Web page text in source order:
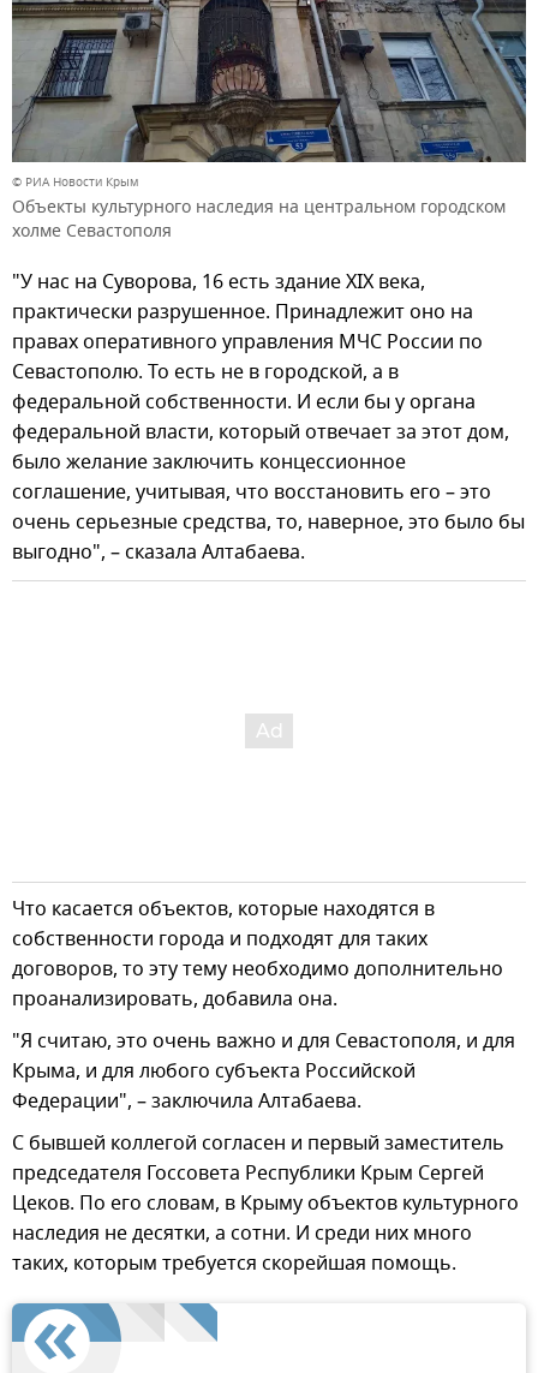
© РИА Новости Крым
Объекты культурного наследия на центральном городском
холме Севастополя
"У нас на Суворова, 16 есть здание XIX века,
практически разрушенное. Принадлежит оно на
правах оперативного управления МЧС России по
Севастополю. То есть не в городской, а в
федеральной собственности. И если бы у органа
федеральной власти, который отвечает за этот дом,
было желание заключить концессионное
соглашение, учитывая, что восстановить его – это
очень серьезные средства, то, наверное, это было бы
выгодно", – сказала Алтабаева.
Что касается объектов, которые находятся в
собственности города и подходят для таких
договоров, то эту тему необходимо дополнительно
проанализировать, добавила она.
"Я считаю, это очень важно и для Севастополя, и для
Крыма, и для любого субъекта Российской
Федерации", – заключила Алтабаева.
С бывшей коллегой согласен и первый заместитель
председателя Госсовета Республики Крым Сергей
Цеков. По его словам, в Крыму объектов культурного
наследия не десятки, а сотни. И среди них много
таких, которым требуется скорейшая помощь.